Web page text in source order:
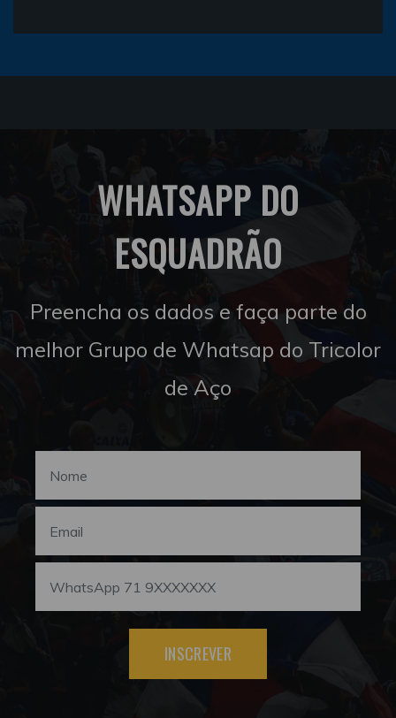
WHATSAPP DO
ESQUADRÃO
Preencha os dados e faça parte do
melhor Grupo de Whatsap do Tricolor
de Aço
INSCREVER